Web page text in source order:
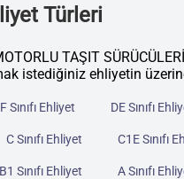
Türleri
TAŞIT
istediğiniz ehliyetin
F Sınıfı Ehliyet DE Sınıfı
C Sınıfı Ehliyet C1E Sınıfı
B1 Sınıfı Ehliyet A Sınıfı